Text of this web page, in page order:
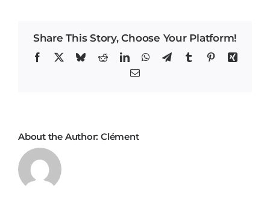
Share This Story, Choose Your Platform!
Facebook BlueskyRedditLinkedInWhatsApp
TelegramTumblrPinterestXing
Email
About the Author: Clément